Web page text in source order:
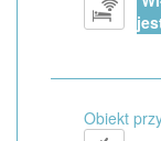
Obiekt